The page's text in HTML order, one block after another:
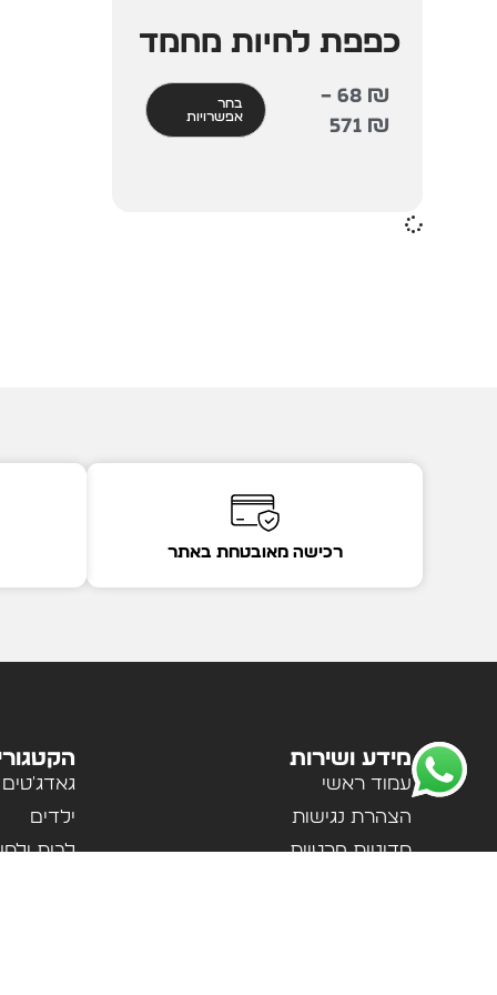
כפפת לחיות מחמד
68 ₪
–
571 ₪
בחר
אפשרויות
רכישה מאובטחת באתר
מידע ושירות
עמוד ראשי
הצהרת נגישות
מדיניות פרטיות
גאדג'טים
ילדים
לבית